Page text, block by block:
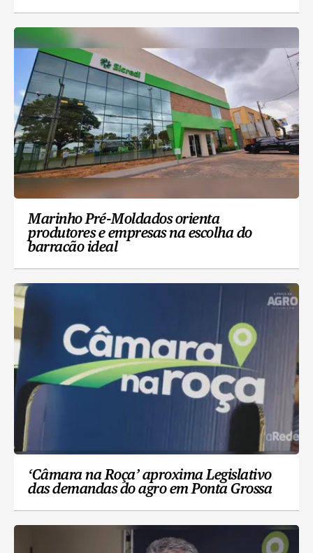
Marinho Pré-Moldados orienta
produtores e empresas na escolha do
barracão ideal
‘Câmara na Roça’ aproxima Legislativo
das demandas do agro em Ponta Grossa